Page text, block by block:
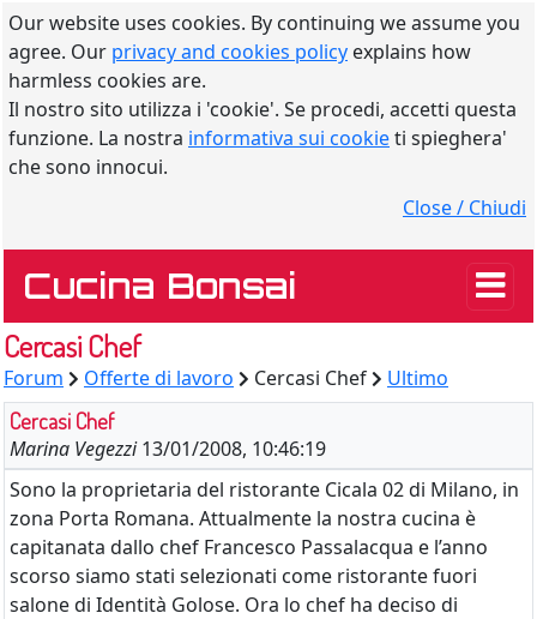
Our website uses cookies. By continuing we assume you
agree. Our privacy and cookies policy explains how
harmless cookies are.
Il nostro sito utilizza i 'cookie'. Se procedi, accetti questa
funzione. La nostra informativa sui cookieti spieghera'
che sono innocui.
Close / Chiudi
Cucina Bonsai
Cercasi Chef
Forum Offerte di lavoro Cercasi Chef Ultimo
Cercasi Chef
Marina Vegezzi 13/01/2008, 10:46:19
Sono la proprietaria del ristorante Cicala 02 di Milano, in
zona Porta Romana. Attualmente la nostra cucina è
capitanata dallo chef Francesco Passalacqua e l’anno
scorso siamo stati selezionati come ristorante fuori
salone di Identità Golose. Ora lo chef ha deciso di